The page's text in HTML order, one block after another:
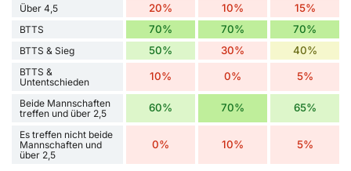
Über 4,5 20% 10% 15%
BTTS 70% 70% 70%
BTTS & Sieg 50% 30% 40%
BTTS &
Untentschieden
10% 0% 5%
Beide Mannschaften
treffen und über 2,5
60% 70% 65%
Es treffen nicht beide
Mannschaften und
über 2,5
0% 10% 5%